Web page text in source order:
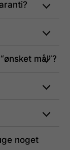
mål”?
noget